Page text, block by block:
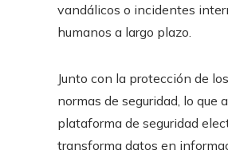
vandálicos o incidentes
humanos a largo plazo.
Junto con la protección de
normas de seguridad, lo
plataforma de seguridad
transforma datos en